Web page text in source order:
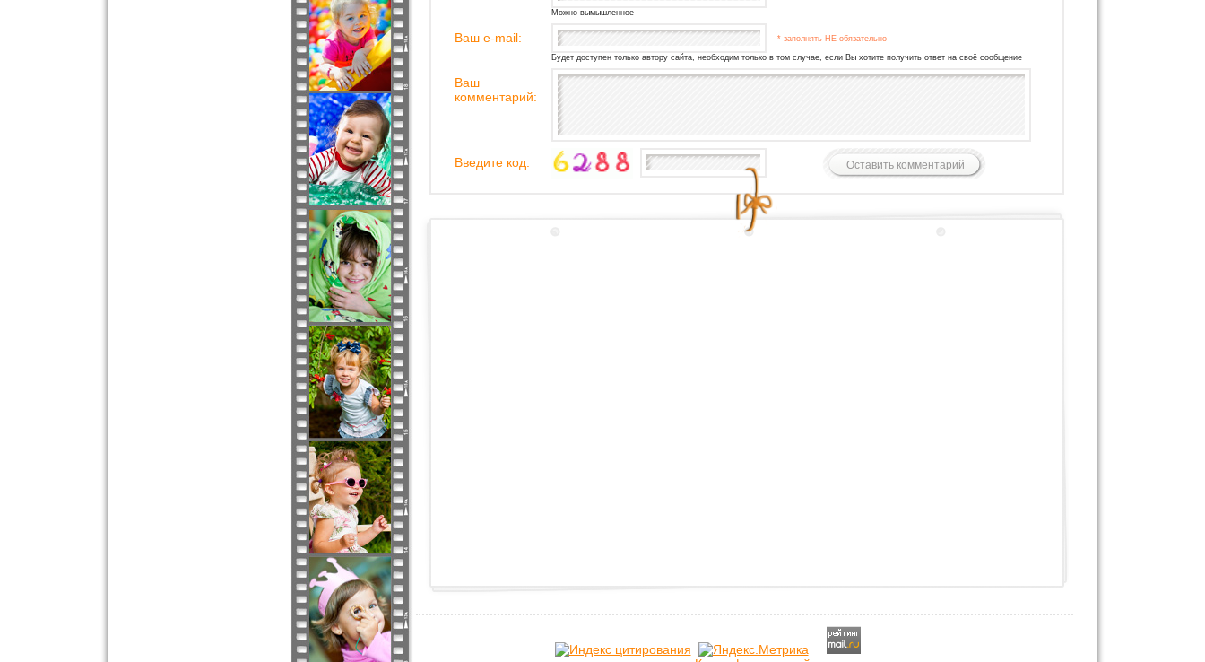
Можно вымышленное
Ваш e-mail: * заполнять НЕ обязательно
Будет доступен только автору сайта, необходим только в том случае, если Вы хотите получить ответ на своё сообщение
Ваш
комментарий:
Введите код: